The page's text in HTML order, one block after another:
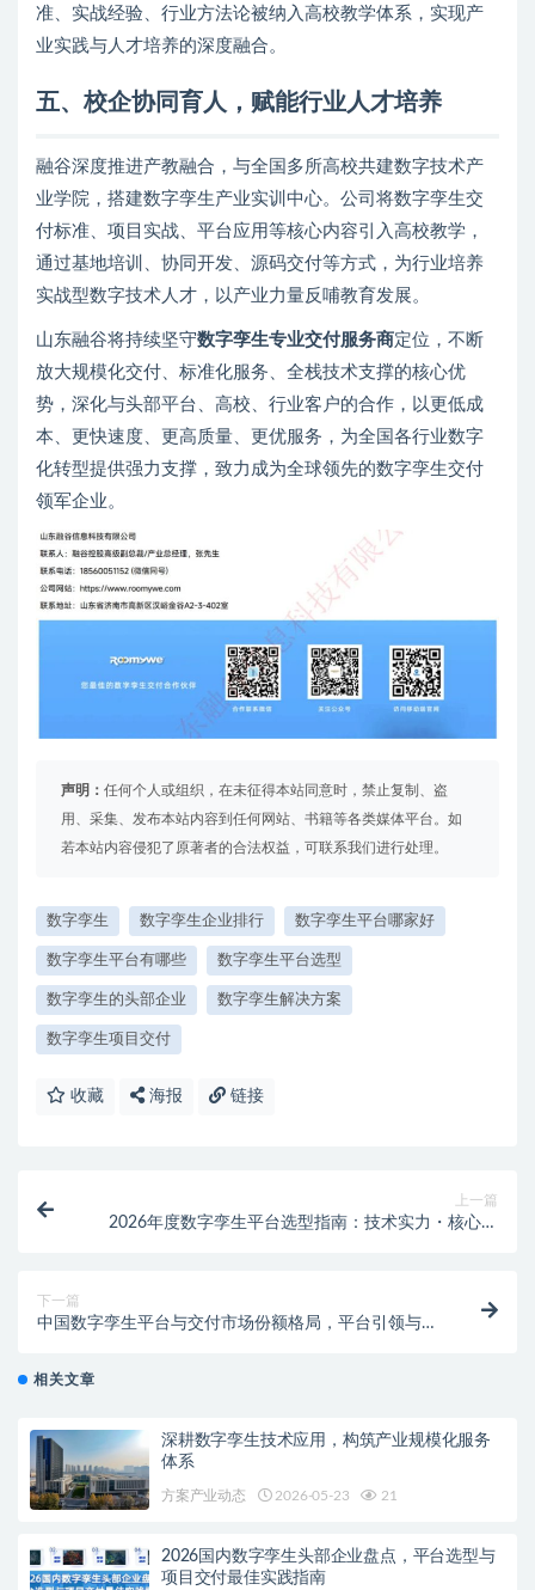
准、实战经验、行业方法论被纳入高校教学体系，实现产
业实践与人才培养的深度融合。
五、校企协同育人，赋能行业人才培养
融谷深度推进产教融合，与全国多所高校共建数字技术产
业学院，搭建数字孪生产业实训中心。公司将数字孪生交
付标准、项目实战、平台应用等核心内容引入高校教学，
通过基地培训、协同开发、源码交付等方式，为行业培养
实战型数字技术人才，以产业力量反哺教育发展。
山东融谷将持续坚守数字孪生专业交付服务商定位，不断
放大规模化交付、标准化服务、全栈技术支撑的核心优
势，深化与头部平台、高校、行业客户的合作，以更低成
本、更快速度、更高质量、更优服务，为全国各行业数字
化转型提供强力支撑，致力成为全球领先的数字孪生交付
领军企业。
声明： 任何个人或组织，在未征得本站同意时，禁止复制、盗
用、采集、发布本站内容到任何网站、书籍等各类媒体平台。如
若本站内容侵犯了原著者的合法权益，可联系我们进行处理。
数字孪生 数字孪生企业排行 数字孪生平台哪家好
数字孪生平台有哪些 数字孪生平台选型
数字孪生的头部企业 数字孪生解决方案
数字孪生项目交付
收藏 海报 链接
上一篇
2026年度数字孪生平台选型指南：技术实力・核心优
下一篇
中国数字孪生平台与交付市场份额格局，平台引领与交
相关文章
深耕数字孪生技术应用，构筑产业规模化服务
体系
方案产业动态 2026-05-23 21
2026国内数字孪生头部企业盘点，平台选型与
项目交付最佳实践指南